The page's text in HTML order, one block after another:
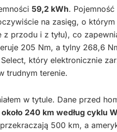
59,2 kWh. Pojemność
na zasięg, o
przodu i z tyłu), co
205 Nm, a tylny 268,6
który elektronicznie
trudnym terenie.
w tytule. Dane przed
około 240 km według cyklu
500 km, a